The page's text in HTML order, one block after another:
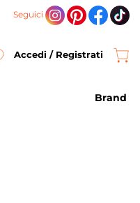
Seguici
Accedi / Registrati
Brand